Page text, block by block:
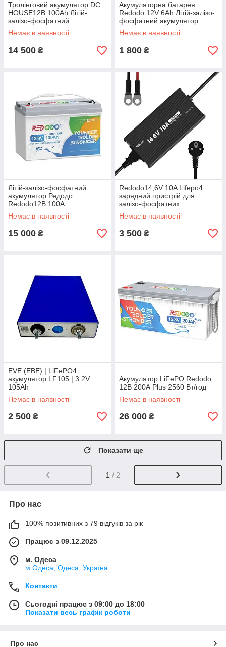
Тролінговий акумулятор DC
HOUSE12В 100Ah Літій-
залізо-фосфатний
акумулятор DC HOUSE 1280
Wh. С Індікацією заряду та
Немає в наявності
14 500 ₴
Акумуляторна батарея
Redodo 12V 6Ah Літій-залізо-
фосфатний акумулятор
Lifepo4 .Виготовлено на
німецький ринок
Немає в наявності
1 800 ₴
Літій-залізо-фосфатний
акумулятор Редодо
Redodo12В 100A
Tieftemperatur Lifepo4 1280
Wh. Виготовлено для
Німечинни (низкотемперат.)
Немає в наявності
15 000 ₴
Redodo14,6V 10A Lifepo4
зарядний пристрій для
залізо-фосфатних
акумуляторів
Немає в наявності
3 500 ₴
EVE (ЕВЕ) | LiFePO4
акумулятор LF105 | 3.2V
105Ah
Немає в наявності
2 500 ₴
Акумулятор LiFePO Redodo
12В 200А Plus 2560 Вт/год
Немає в наявності
26 000 ₴
Показати ще
1 / 2
Про нас
100% позитивних з 79 відгуків за рік
Працює з 09.12.2025
м. Одеса
м.Одеса, Одеса, Україна
Контакти
Сьогодні працює з 09:00 до 18:00
Показати весь графік роботи
Про нас